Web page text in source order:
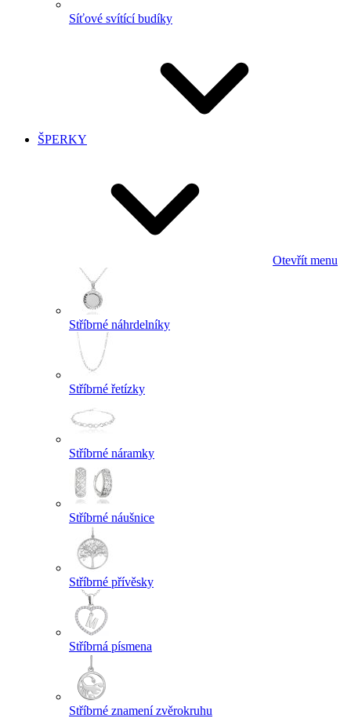
Síťové svítící budíky
ŠPERKY
Otevřít menu
Stříbrné náhrdelníky
Stříbrné řetízky
Stříbrné náramky
Stříbrné náušnice
Stříbrné přívěsky
Stříbrná písmena
Stříbrné znamení zvěrokruhu